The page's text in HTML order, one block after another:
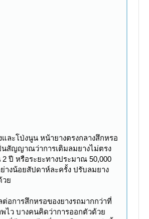
ละโป่งนูน หน้ายางตรงกลางสึกหรอ
นสัญญาณว่าการเติมลมยางไม่ตรง
ปี หรือระยะทางประมาณ 50,000
างน้อยสัปดาห์ละครั้ง ปรับลมยาง
วย
อการสึกหรอของยางรถมากกว่าที่
ไว บางคนคิดว่าการออกตัวด้วย